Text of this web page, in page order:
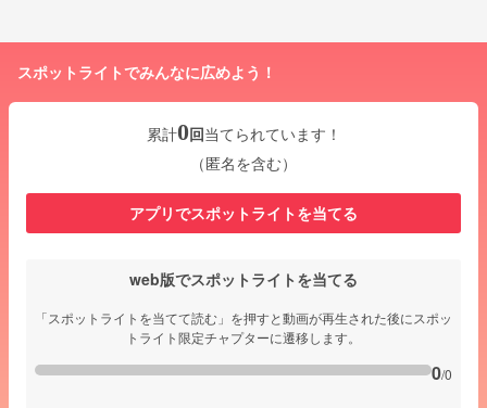
スポットライトでみんなに広めよう！
累計0回当てられています！
（匿名を含む）
アプリでスポットライトを当てる
web版でスポットライトを当てる
「スポットライトを当てて読む」を押すと動画が再生された後にスポッ
トライト限定チャプターに遷移します。
0/0